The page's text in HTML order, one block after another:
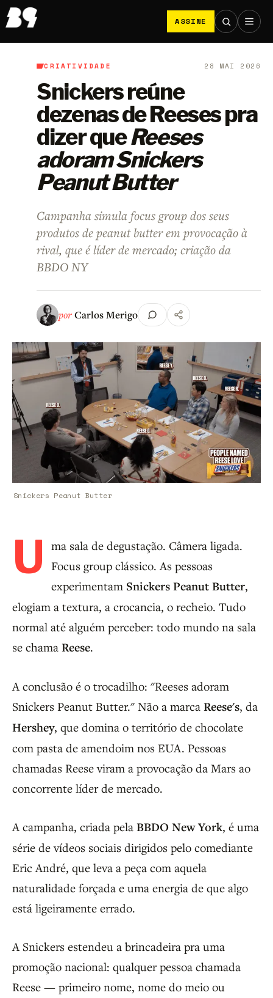
ASSINE
B9/Criatividade
CRIATIVIDADE 28 MAI 2026
Snickers reúne
dezenas de Reeses pra
dizer queReeses
adoram Snickers
Peanut Butter
Campanha simula focus group dos seus
produtos de peanut butter em provocação à
rival, que é líder de mercado; criação da
BBDO NY
porCarlos Merigo
Snickers Peanut Butter
U ma sala de degustação. Câmera ligada.
Focus group clássico. As pessoas
experimentam Snickers Peanut Butter,
elogiam a textura, a crocancia, o recheio. Tudo
normal até alguém perceber: todo mundo na sala
se chama Reese.
A conclusão é o trocadilho: "Reeses adoram
Snickers Peanut Butter." Não a marca Reese's, da
Hershey, que domina o território de chocolate
com pasta de amendoim nos EUA. Pessoas
chamadas Reese viram a provocação da Mars ao
concorrente líder de mercado.
A campanha, criada pela BBDO New York, é uma
série de vídeos sociais dirigidos pelo comediante
Eric André, que leva a peça com aquela
naturalidade forçada e uma energia de que algo
está ligeiramente errado.
A Snickers estendeu a brincadeira pra uma
promoção nacional: qualquer pessoa chamada
Reese — primeiro nome, nome do meio ou